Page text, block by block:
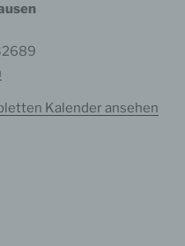
Kalender ansehen